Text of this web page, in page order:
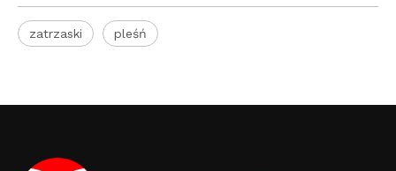
zatrzaski pleśń